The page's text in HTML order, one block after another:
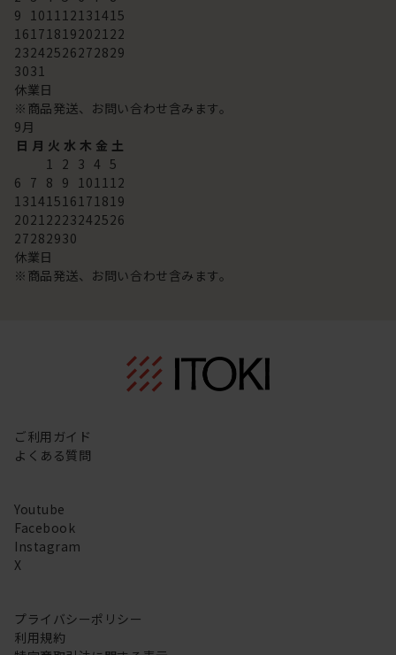
9 101112131415
16171819202122
23242526272829
3031
休業日
※商品発送、お問い合わせ含みます。
9月
日 月 火 水 木 金 土
1 2 3 4 5
6 7 8 9 101112
13141516171819
20212223242526
27282930
休業日
※商品発送、お問い合わせ含みます。
ご利用ガイド
よくある質問
Youtube
Facebook
Instagram
X
プライバシーポリシー
利用規約